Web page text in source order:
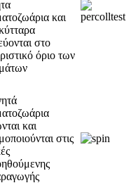
και
στο
όριο των
και
στις